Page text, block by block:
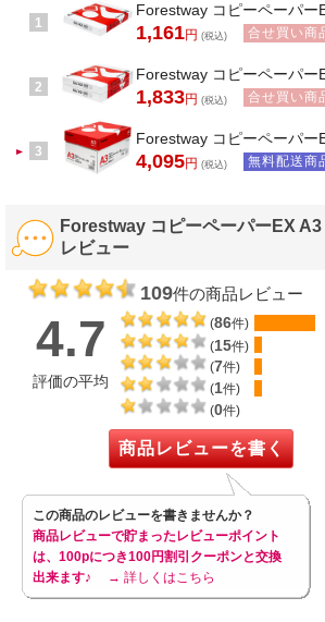
1
Forestway コピーペーパー
1,161円 (税込) 合せ買い商
2
Forestway コピーペーパー
1,833円 (税込) 合せ買い商
3
Forestway コピーペーパー
4,095円 (税込) 無料配送商
Forestway コピーペーパーEX
レビュー
109件の商品レビュー
4.7
評価の平均
(86件)
(15件)
(7件)
(1件)
(0件)
商品レビューを書く
この商品のレビューを書きませんか？
商品レビューで貯まったレビューポイント
は、100pにつき100円割引クーポンと交換
出来ます♪
→ 詳しくはこちら